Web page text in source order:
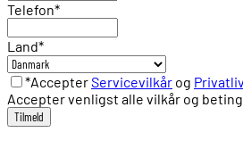
Telefon*
Land*
*AccepterServicevilkår og
Accepter venligst alle vilkår og